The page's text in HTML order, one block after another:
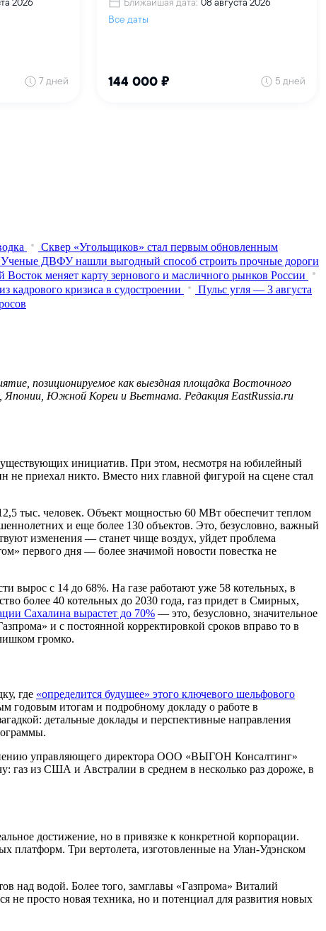
Сквер «Угольщиков» стал первым обновленным
Ученые ДВФУ нашли выгодный способ строить прочные дороги
Восток меняет карту зернового и масличного рынков России
кадрового кризиса в судостроении
Пульс угля — 3 августа
позиционируемое как выездная площадка Восточного
Японии, Южной Кореи и Вьетнама. Редакция EastRussia.ru
инициатив. При этом, несмотря на юбилейный
не приехал никто. Вместо них главной фигурой на сцене стал
тыс. человек. Объект мощностью 60 МВт обеспечит теплом
и еще более 130 объектов. Это, безусловно, важный
изменения — станет чище воздух, уйдет проблема
первого дня — более значимой новости повестка не
вырос с 14 до 68%. На газе работают уже 58 котельных, в
более 40 котельных до 2030 года, газ придет в Смирных,
Сахалина вырастет до 70% — это, безусловно, значительное
и с постоянной корректировкой сроков вправо то в
громко.
где «определится будущее» этого ключевого шельфового
годовым итогам и подробному докладу о работе в
детальные доклады и перспективные направления
управляющего директора ООО «ВЫГОН Консалтинг»
газ из США и Австралии в среднем в несколько раз дороже, в
достижение, но в привязке к конкретной корпорации.
платформ. Три вертолета, изготовленные на Улан-Удэнском
над водой. Более того, замглавы «Газпрома» Виталий
не просто новая техника, но и потенциал для развития новых